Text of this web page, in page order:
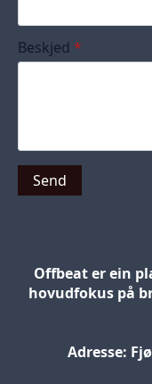
Beskjed *
Send
Offbeat er ein
hovudfokus på
Adresse: